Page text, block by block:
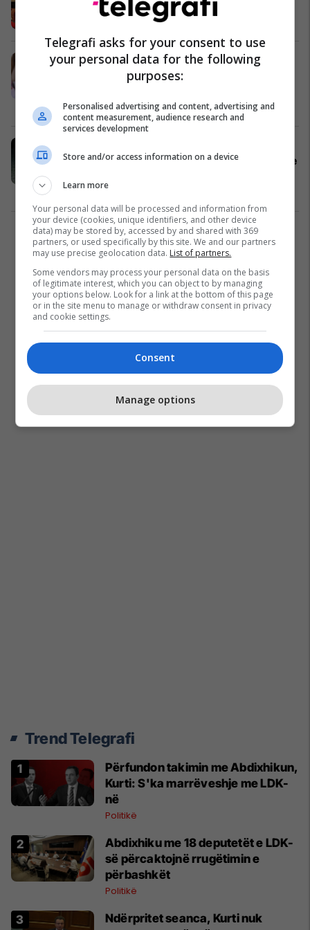
përkrah familja Rugova?
Kosovë 09/02/2021
Zyberaj: Fitorja tashmë është e
pashmangshme, lista AKR-LDK
Kosovë 07/02/2021
LDK po gjen mbështetje në çdo lagje
Politikë
1
Trend Telegrafi
Përfundon takimin me Abdixhikun,
Kurti: S'ka marrëveshje me LDK-
në
Politikë
Abdixhiku me 18 deputetët e LDK-
së përcaktojnë rrugëtimin e
përbashkët
Politikë
Ndërpritet seanca, Kurti nuk
Telegrafi asks for your consent to use
your personal data for the following
purposes:
Personalised advertising and content, advertising and
content measurement, audience research and
services development
Store and/or access information on a device
Learn more
Your personal data will be processed and information from
your device (cookies, unique identifiers, and other device
data) may be stored by, accessed by and shared with 369
partners, or used specifically by this site. We and our partners
may use precise geolocation data. List of partners.
Some vendors may process your personal data on the basis
of legitimate interest, which you can object to by managing
your options below. Look for a link at the bottom of this page
or in the site menu to manage or withdraw consent in privacy
and cookie settings.
Consent
Manage options